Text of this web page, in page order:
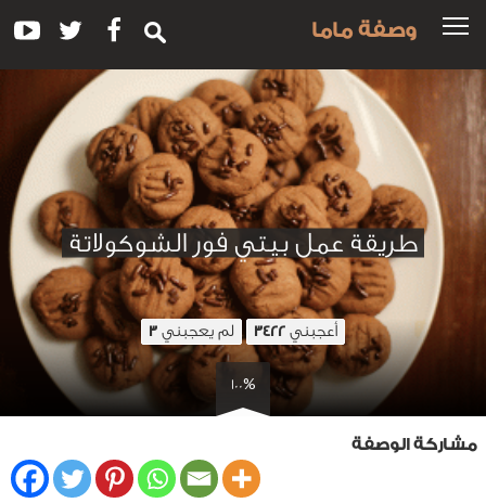
وصفة ماما
طريقة عمل بيتي فور الشوكولاتة
أعجبني 3422 لم يعجبني 3
100%
مشاركة الوصفة